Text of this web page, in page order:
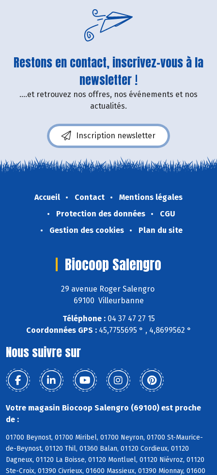
Restons en contact, inscrivez-vous à la
newsletter !
....et retrouvez nos offres, nos événements et nos
actualités.
Inscription newsletter
Accueil Contact
Mentions légales
Protection des données
CGU
Gestion des cookies
Plan du site
Biocoop Salengro
29 avenue Roger Salengro
69100 Villeurbanne
Téléphone :04 37 47 27 15
Coordonnées GPS :45,7755695 ° , 4,8699562 °
Nous suivre sur
Votre magasin Biocoop Salengro (69100) est proche
de :
01700 Beynost, 01700 Miribel, 01700 Neyron, 01700 St-Maurice-
de-Beynost, 01120 Thil, 01360 Balan, 01120 Cordieux, 01120
Dagneux, 01120 La Boisse, 01120 Montluel, 01120 Niévroz, 01120
Ste-Croix, 01390 Civrieux, 01600 Massieux, 01390 Mionnay, 01600